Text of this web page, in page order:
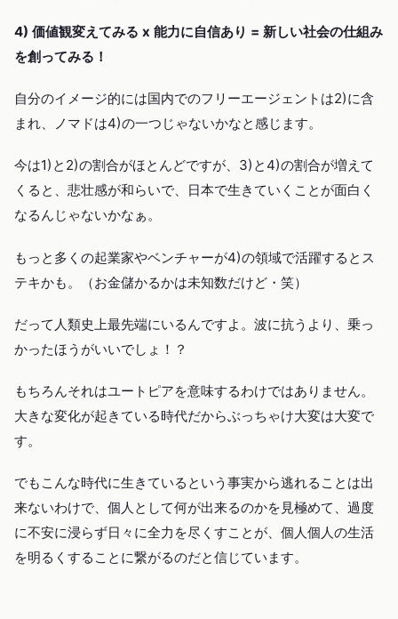
4) 価値観変えてみる x 能力に自信あり = 新しい社会の仕組み
を創ってみる！
自分のイメージ的には国内でのフリーエージェントは2)に含
まれ、ノマドは4)の一つじゃないかなと感じます。
今は1)と2)の割合がほとんどですが、3)と4)の割合が増えて
くると、悲壮感が和らいで、日本で生きていくことが面白く
なるんじゃないかなぁ。
もっと多くの起業家やベンチャーが4)の領域で活躍するとス
テキかも。（お金儲かるかは未知数だけど・笑）
だって人類史上最先端にいるんですよ。波に抗うより、乗っ
かったほうがいいでしょ！？
もちろんそれはユートピアを意味するわけではありません。
大きな変化が起きている時代だからぶっちゃけ大変は大変で
す。
でもこんな時代に生きているという事実から逃れることは出
来ないわけで、個人として何が出来るのかを見極めて、過度
に不安に浸らず日々に全力を尽くすことが、個人個人の生活
を明るくすることに繋がるのだと信じています。